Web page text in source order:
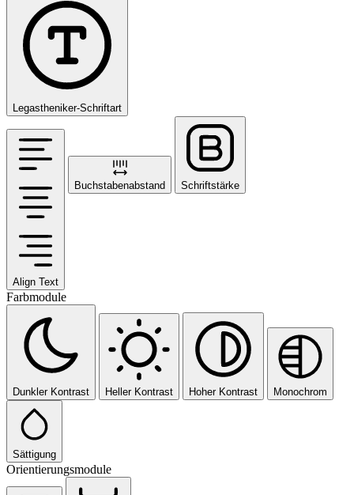
Legastheniker-Schriftart
Align Text
Buchstabenabstand Schriftstärke
Farbmodule
Dunkler Kontrast Heller Kontrast Hoher Kontrast Monochrom
Sättigung
Orientierungsmodule